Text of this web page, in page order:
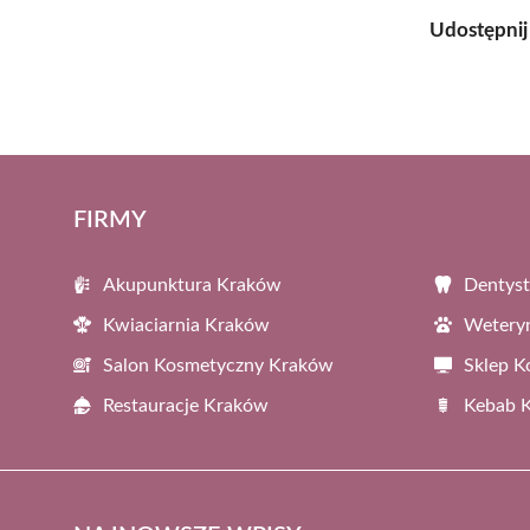
Udostępnij
FIRMY
Akupunktura Kraków
Kwiaciarnia Kraków
Salon Kosmetyczny Kraków Sklep
Restauracje Kraków Kebab